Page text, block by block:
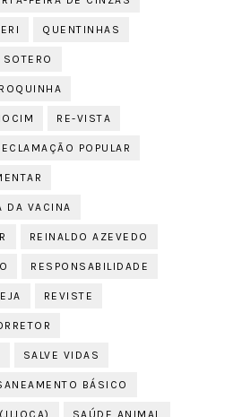
QUENTINHAS
RE-VISTA
POPULAR
DA VACINA
REINALDO AZEVEDO
RESPONSABILIDADE
REVISTE
SALVE VIDAS
BÁSICO
SAÚDE ANIMAL